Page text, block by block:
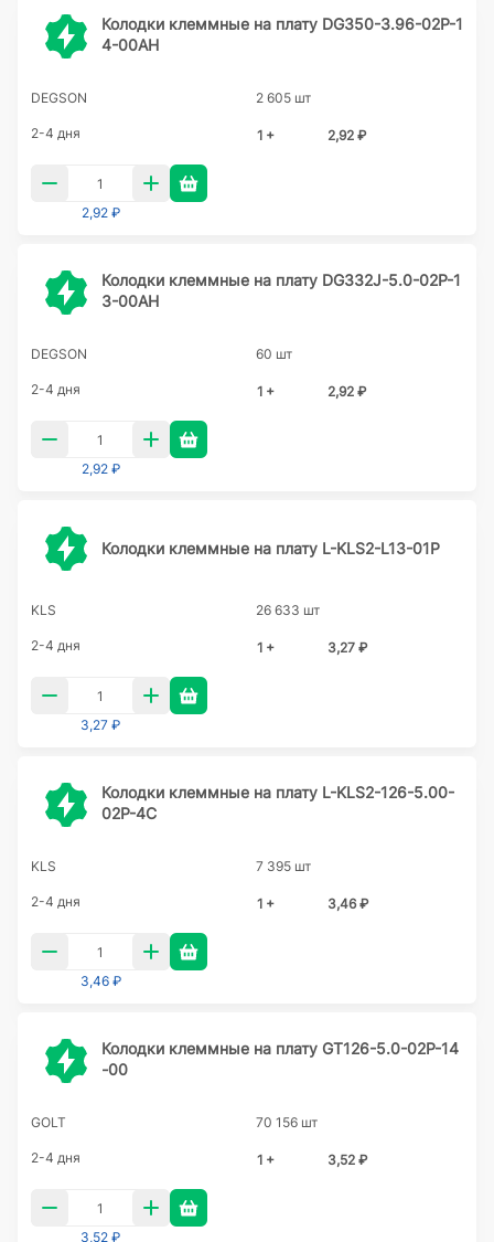
Колодки клеммные на плату DG350-3.96-02P-1
4-00AH
DEGSON 2 605 шт
2-4 дня 1 + 2,92 ₽
2,92 ₽
Колодки клеммные на плату DG332J-5.0-02P-1
3-00AH
DEGSON 60 шт
2-4 дня 1 + 2,92 ₽
2,92 ₽
Колодки клеммные на плату L-KLS2-L13-01P
KLS 26 633 шт
2-4 дня 1 + 3,27 ₽
3,27 ₽
Колодки клеммные на плату L-KLS2-126-5.00-
02P-4C
KLS 7 395 шт
2-4 дня 1 + 3,46 ₽
3,46 ₽
Колодки клеммные на плату GT126-5.0-02P-14
-00
GOLT 70 156 шт
2-4 дня 1 + 3,52 ₽
3,52 ₽